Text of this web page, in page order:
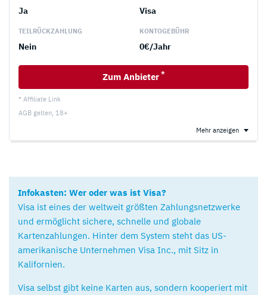
Ja Visa
TEILRÜCKZAHLUNG
Nein
KONTOGEBÜHR
0€/Jahr
Zum Anbieter *
* Affiliate Link
AGB gelten, 18+
Mehr anzeigen
Infokasten: Wer oder was ist Visa?
Visa ist eines der weltweit größten Zahlungsnetzwerke
und ermöglicht sichere, schnelle und globale
Kartenzahlungen. Hinter dem System steht das US-
amerikanische Unternehmen Visa Inc., mit Sitz in
Kalifornien.
Visa selbst gibt keine Karten aus, sondern kooperiert mit